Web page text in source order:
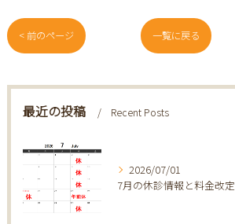
< 前のページ 一覧に戻る
最近の投稿 Recent Posts
2026/07/01
7月の休診情報と料金改定